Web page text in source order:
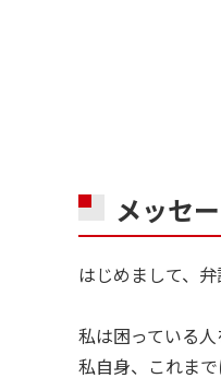
メッセ
はじめまして、
私は困っている
私自身、これま